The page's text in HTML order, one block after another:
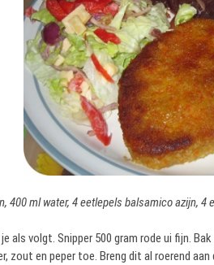
400 ml water, 4 eetlepels balsamico azijn, 4
als volgt. Snipper 500 gram rode ui fijn.
zout en peper toe. Breng dit al roerend